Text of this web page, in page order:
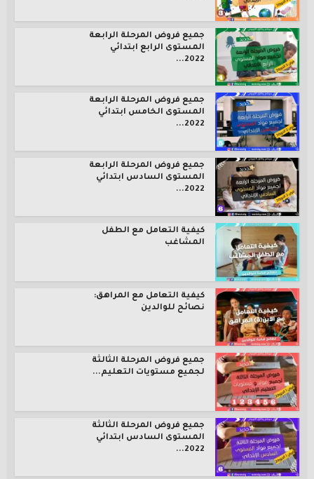
جميع فروض المرحلة الرابعة
المستوى الرابع ابتدائي
2022...
جميع فروض المرحلة الرابعة
المستوى الخامس ابتدائي
2022...
جميع فروض المرحلة الرابعة
المستوى السادس ابتدائي
2022...
كيفية التعامل مع الطفل
المشاغب
كيفية التعامل مع المراهق:
نصائح للوالدين
جميع فروض المرحلة الثالثة
لجميع مستويات التعليم...
جميع فروض المرحلة الثالثة
المستوى السادس ابتدائي
2022...